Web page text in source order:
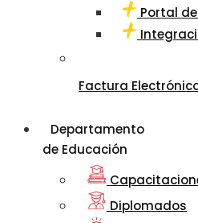
Portal
Factura
Departamento
de Educación
Diplomados